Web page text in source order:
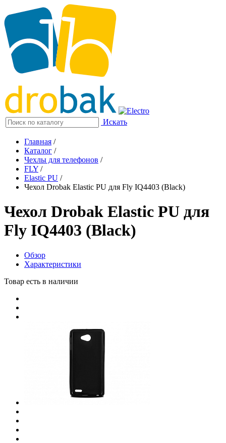
Искать
Главная /
Каталог /
Чехлы для телефонов /
FLY /
Elastic PU /
Чехол Drobak Elastic PU для Fly IQ4403 (Black)
Чехол Drobak Elastic PU для
Fly IQ4403 (Black)
Обзор
Характеристики
Товар есть в наличии